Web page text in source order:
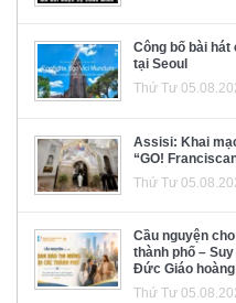
Công bố bài hát
tại Seoul
Thứ Tư
Assisi: Khai
“GO!
Thứ Tư
Cầu nguyện
thành phố –
Đức Giáo hoàng
Thứ Tư